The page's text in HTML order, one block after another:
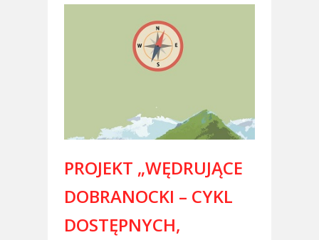
PROJEKT „WĘDRUJĄCE
DOBRANOCKI – CYKL
DOSTĘPNYCH,